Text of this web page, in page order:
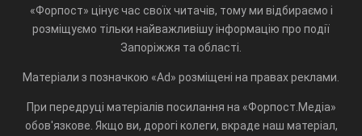
«Форпост» цінує час своїх читачів, тому ми відбираємо і
розміщуємо тільки найважливішу інформацію про події
Запоріжжя та області.
Матеріали з позначкою «Ad» розміщені на правах реклами.
При передруці матеріалів посилання на «Форпост.Медіа»
обов'язкове. Якщо ви, дорогі колеги, вкраде наш матеріал,